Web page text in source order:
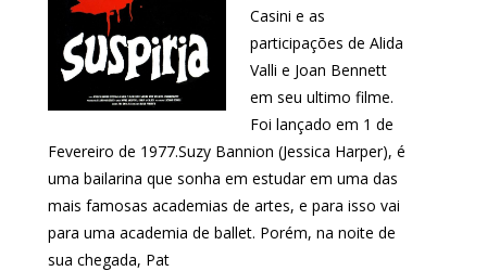
Casini e as
participações de Alida
Valli e Joan Bennett
em seu ultimo filme.
Foi lançado em 1 de
Fevereiro de 1977.Suzy Bannion (Jessica Harper), é
uma bailarina que sonha em estudar em uma das
mais famosas academias de artes, e para isso vai
para uma academia de ballet. Porém, na noite de
sua chegada, Pat